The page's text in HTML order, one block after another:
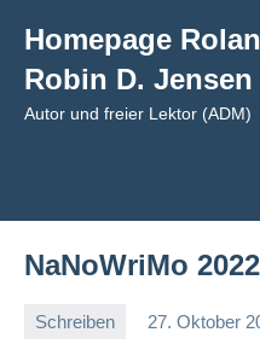
Inhalt
springen
Homepage
Robin D. Jensen
Autor und freier Lektor (ADM)
NaNoWriMo 2022
Schreiben 27. Oktober